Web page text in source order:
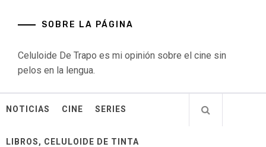
SOBRE LA PÁGINA
Celuloide De Trapo es mi opinión sobre el cine sin
pelos en la lengua.
NOTICIAS CINE SERIES
LIBROS, CELULOIDE DE TINTA